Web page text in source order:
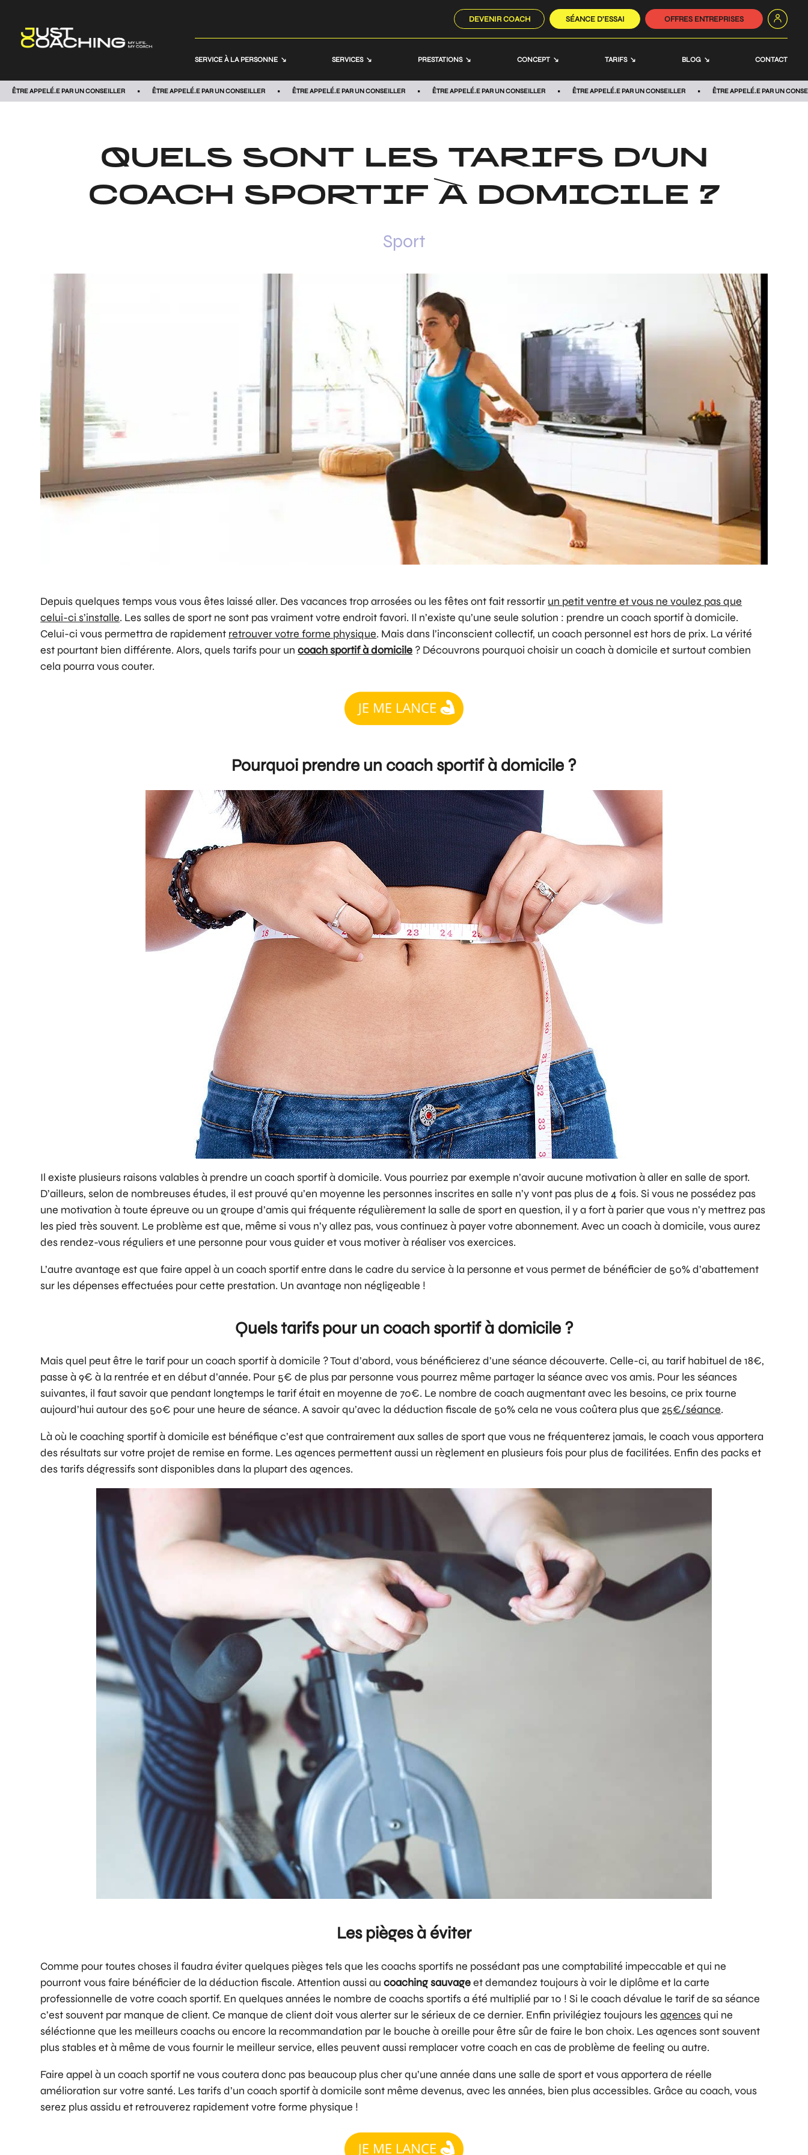
DEVENIR COACH SÉANCE D’ESSAI OFFRES ENTREPRISES
SERVICE À LA PERSONNE SERVICES PRESTATIONS CONCEPT TARIFS BLOG CONTACT
ÊTRE APPELÉ.E PAR UN CONSEILLER ÊTRE APPELÉ.E PAR UN CONSEILLER ÊTRE APPELÉ.E PAR UN CONSEILLER ÊTRE APPELÉ.E PAR UN CONSEILLER ÊTRE APPELÉ.E PAR UN CONSEILLER ÊTRE APPELÉ.E PAR UN
QUELS SONT LES TARIFS D’UN
COACH SPORTIF À DOMICILE ?
Sport
Depuis quelques temps vous vous êtes laissé aller. Des vacances trop arrosées ou les fêtes ont fait ressortir un petit ventre et vous ne voulez pas que
celui-ci s’installe. Les salles de sport ne sont pas vraiment votre endroit favori. Il n’existe qu’une seule solution : prendre un coach sportif à domicile.
Celui-ci vous permettra de rapidement retrouver votre forme physique. Mais dans l’inconscient collectif, un coach personnel est hors de prix. La vérité
est pourtant bien différente. Alors, quels tarifs pour uncoach sportif à domicile ? Découvrons pourquoi choisir un coach à domicile et surtout combien
cela pourra vous couter.
Pourquoi prendre un coach sportif à domicile ?
Il existe plusieurs raisons valables à prendre un coach sportif à domicile. Vous pourriez par exemple n’avoir aucune motivation à aller en salle de sport.
D’ailleurs, selon de nombreuses études, il est prouvé qu’en moyenne les personnes inscrites en salle n’y vont pas plus de 4 fois. Si vous ne possédez pas
une motivation à toute épreuve ou un groupe d’amis qui fréquente régulièrement la salle de sport en question, il y a fort à parier que vous n’y mettrez pas
les pied très souvent. Le problème est que, même si vous n’y allez pas, vous continuez à payer votre abonnement. Avec un coach à domicile, vous aurez
des rendez-vous réguliers et une personne pour vous guider et vous motiver à réaliser vos exercices.
L’autre avantage est que faire appel à un coach sportif entre dans le cadre du service à la personne et vous permet de bénéficier de 50% d’abattement
sur les dépenses effectuées pour cette prestation. Un avantage non négligeable !
Quels tarifs pour un coach sportif à domicile ?
Mais quel peut être le tarif pour un coach sportif à domicile ? Tout d’abord, vous bénéficierez d’une séance découverte. Celle-ci, au tarif habituel de 18€,
passe à 9€ à la rentrée et en début d’année. Pour 5€ de plus par personne vous pourrez même partager la séance avec vos amis. Pour les séances
suivantes, il faut savoir que pendant longtemps le tarif était en moyenne de 70€. Le nombre de coach augmentant avec les besoins, ce prix tourne
aujourd’hui autour des 50€ pour une heure de séance. A savoir qu’avec la déduction fiscale de 50% cela ne vous coûtera plus que25€/séance.
Là où le coaching sportif à domicile est bénéfique c’est que contrairement aux salles de sport que vous ne fréquenterez jamais, le coach vous apportera
des résultats sur votre projet de remise en forme. Les agences permettent aussi un règlement en plusieurs fois pour plus de facilitées. Enfin des packs et
des tarifs dégressifs sont disponibles dans la plupart des agences.
Les pièges à éviter
Comme pour toutes choses il faudra éviter quelques pièges tels que les coachs sportifs ne possédant pas une comptabilité impeccable et qui ne
pourront vous faire bénéficier de la déduction fiscale. Attention aussi aucoaching sauvageet demandez toujours à voir le diplôme et la carte
professionnelle de votre coach sportif. En quelques années le nombre de coachs sportifs a été multiplié par 10 ! Si le coach dévalue le tarif de sa séance
c’est souvent par manque de client. Ce manque de client doit vous alerter sur le sérieux de ce dernier. Enfin privilégiez toujours lesagencesqui ne
séléctionne que les meilleurs coachs ou encore la recommandation par le bouche à oreille pour être sûr de faire le bon choix. Les agences sont souvent
plus stables et à même de vous fournir le meilleur service, elles peuvent aussi remplacer votre coach en cas de problème de feeling ou autre.
Faire appel à un coach sportif ne vous coutera donc pas beaucoup plus cher qu’une année dans une salle de sport et vous apportera de réelle
amélioration sur votre santé. Les tarifs d’un coach sportif à domicile sont même devenus, avec les années, bien plus accessibles. Grâce au coach, vous
serez plus assidu et retrouverez rapidement votre forme physique !